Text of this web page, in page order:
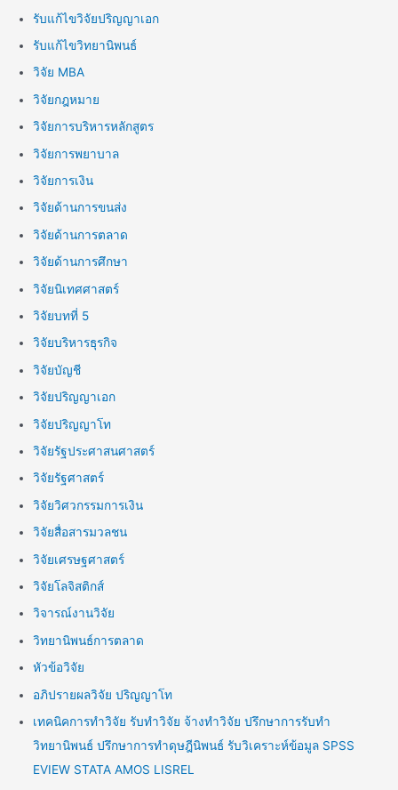
รับแก้ไขวิจัยปริญญาเอก
รับแก้ไขวิทยานิพนธ์
วิจัย MBA
วิจัยกฎหมาย
วิจัยการบริหารหลักสูตร
วิจัยการพยาบาล
วิจัยการเงิน
วิจัยด้านการขนส่ง
วิจัยด้านการตลาด
วิจัยด้านการศึกษา
วิจัยนิเทศศาสตร์
วิจัยบทที่ 5
วิจัยบริหารธุรกิจ
วิจัยบัญชี
วิจัยปริญญาเอก
วิจัยปริญญาโท
วิจัยรัฐประศาสนศาสตร์
วิจัยรัฐศาสตร์
วิจัยวิศวกรรมการเงิน
วิจัยสื่อสารมวลชน
วิจัยเศรษฐศาสตร์
วิจัยโลจิสติกส์
วิจารณ์งานวิจัย
วิทยานิพนธ์การตลาด
หัวข้อวิจัย
อภิปรายผลวิจัย ปริญญาโท
เทคนิคการทำวิจัย รับทำวิจัย จ้างทำวิจัย ปรึกษาการรับทำ
วิทยานิพนธ์ ปรึกษาการทำดุษฎีนิพนธ์ รับวิเคราะห์ข้อมูล SPSS
EVIEW STATA AMOS LISREL